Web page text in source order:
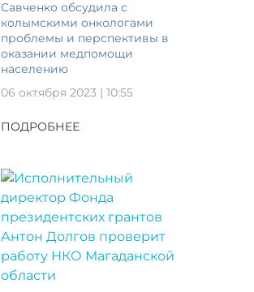
Савченко обсудила с
колымскими онкологами
проблемы и перспективы в
оказании медпомощи
населению
06 октября 2023 | 10:55
ПОДРОБНЕЕ